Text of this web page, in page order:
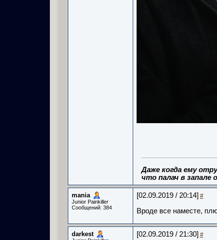
Даже когда ему
что палач в запале
mania
Junior Painkiller
Сообщений: 384
[02.09.2019 / 20:14] #
Вроде все наместе,
darkest [02.09.2019 / 21:30] #